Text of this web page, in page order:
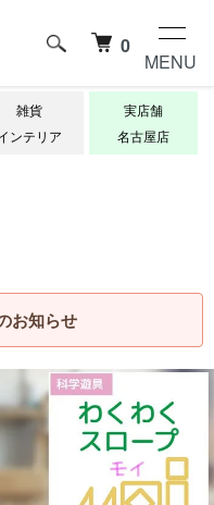
0
MENU
雑貨
ンテリア
実店舗
名古屋店
お知らせ